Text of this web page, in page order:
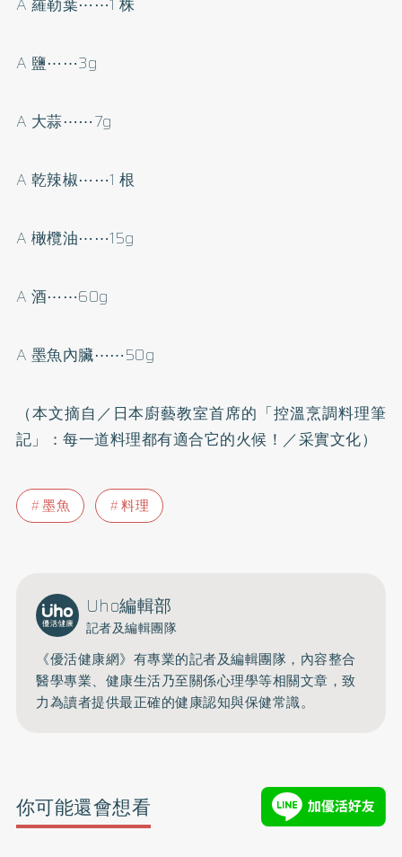
A 羅勒葉⋯⋯1 株
A 鹽⋯⋯3g
A 大蒜⋯⋯7g
A 乾辣椒⋯⋯1 根
A 橄欖油⋯⋯15g
A 酒⋯⋯60g
A 墨魚內臟⋯⋯50g
（本文摘自／日本廚藝教室首席的「控溫烹調料理筆
記」：每一道料理都有適合它的火候！／采實文化）
墨魚 料理
Uho編輯部
記者及編輯團隊
《優活健康網》有專業的記者及編輯團隊，內容整合
醫學專業、健康生活乃至關係心理學等相關文章，致
力為讀者提供最正確的健康認知與保健常識。
你可能還會想看